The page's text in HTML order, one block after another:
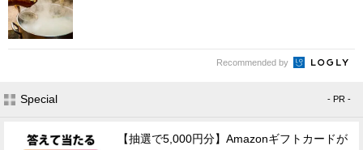
Recommended by
Special - PR -
【抽選で5,000円分】Amazonギフトカードが